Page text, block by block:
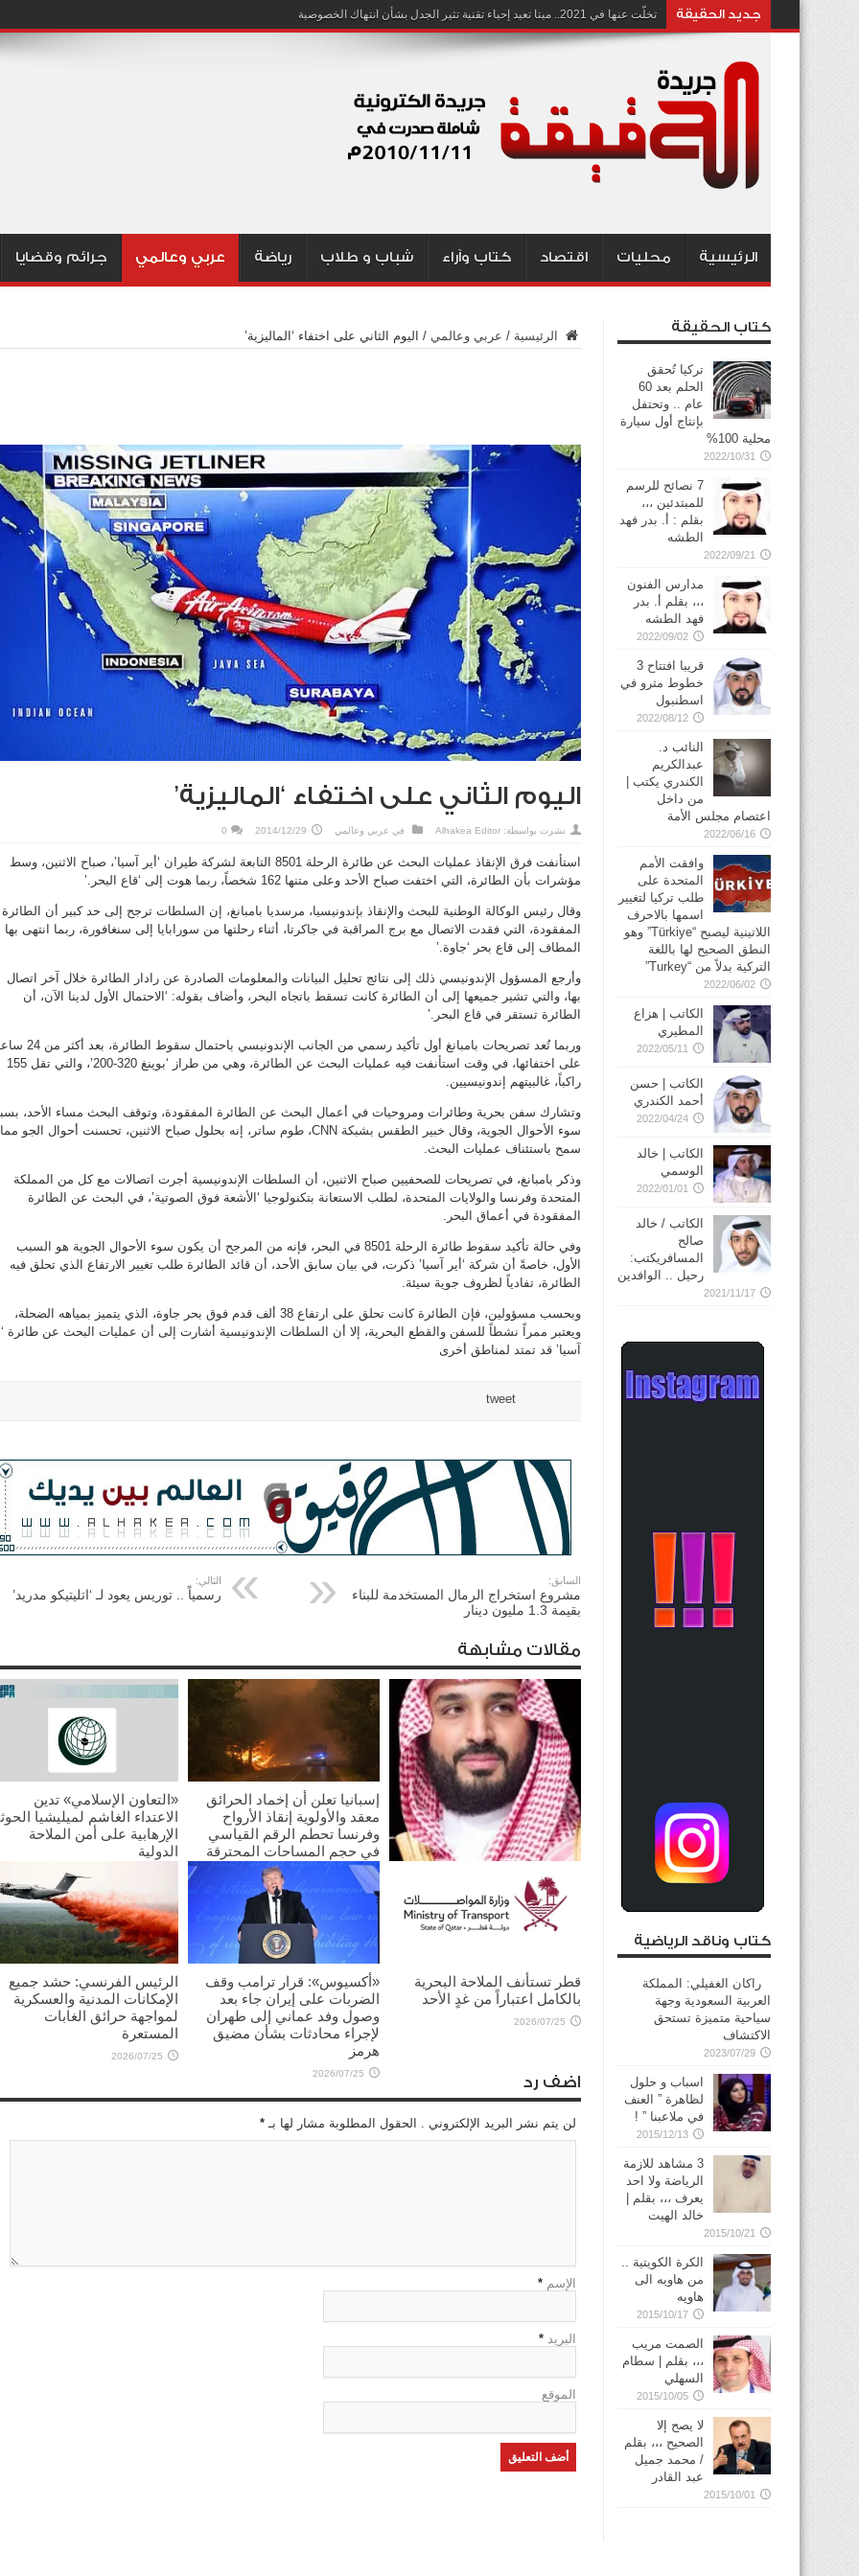
جديد الحقيقة تخلّت عنها في 2021.. ميتا تعيد إحياء تقنية تثير الجدل بشأن انتهاك الخصوصية
الرئيسية محليات اقتصاد كتاب وآراء شباب و طلاب رياضة عربي وعالمي جرائم وقضايا
الرئيسية / عربي وعالمي / اليوم الثاني على اختفاء ‘الماليزية’
اليوم الثاني على اختفاء ‘الماليزية’
نشرت بواسطة: Alhakea Editor في عربي وعالمي 2014/12/29
0
استأنفت فرق الإنقاذ عمليات البحث عن طائرة الرحلة 8501 التابعة لشركة طيران ‘أير آسيا’، صباح الاثنين، وسط
مؤشرات بأن الطائرة، التي اختفت صباح الأحد وعلى متنها 162 شخصاً، ربما هوت إلى ‘قاع البحر.’
وقال رئيس الوكالة الوطنية للبحث والإنقاذ بإندونيسيا، مرسديا بامبانغ، إن السلطات ترجح إلى حد كبير أن الطائرة
المفقودة، التي فقدت الاتصال مع برج المراقبة في جاكرتا، أثناء رحلتها من سورابايا إلى سنغافورة، ربما انتهى بها
المطاف إلى قاع بحر ‘جاوة.’
وأرجع المسؤول الإندونيسي ذلك إلى نتائج تحليل البيانات والمعلومات الصادرة عن رادار الطائرة خلال آخر اتصال
بها، والتي تشير جميعها إلى أن الطائرة كانت تسقط باتجاه البحر، وأضاف بقوله: ‘الاحتمال الأول لدينا الآن، أن
الطائرة تستقر في قاع البحر.’
وربما تُعد تصريحات بامبانغ أول تأكيد رسمي من الجانب الإندونيسي باحتمال
على اختفائها، في وقت استأنفت فيه عمليات البحث عن الطائرة، وهي من طراز ‘بوينغ 320-200’، والتي تقل 155
راكباً، غالبيتهم إندونيسيين.
وتشارك سفن بحرية وطائرات ومروحيات في أعمال البحث عن الطائرة المفقودة، وتوقف البحث مساء الأحد،
سوء الأحوال الجوية، وقال خبير الطقس بشبكة CNN، طوم ساتر، إنه بحلول صباح الاثنين، تحسنت أحوال الجو مما
سمح باستئناف عمليات البحث.
وذكر بامبانغ، في تصريحات للصحفيين صباح الاثنين، أن السلطات الإندونيسية أجرت اتصالات مع كل من المملكة
المتحدة وفرنسا والولايات المتحدة، لطلب الاستعانة بتكنولوجيا ‘الأشعة فوق الصوتية’، في البحث عن الطائرة
المفقودة في أعماق البحر.
وفي حالة تأكيد سقوط طائرة الرحلة 8501 في البحر، فإنه من المرجح أن يكون سوء الأحوال الجوية هو السبب
الأول، خاصةً أن شركة ‘أير آسيا’ ذكرت، في بيان سابق الأحد، أن قائد الطائرة طلب تغيير الارتفاع الذي تحلق فيه
الطائرة، تفادياً لظروف جوية سيئة.
وبحسب مسؤولين، فإن الطائرة كانت تحلق على ارتفاع 38 ألف قدم فوق بحر جاوة، الذي يتميز بمياهه الضحلة،
ويعتبر ممراً نشطاً للسفن والقطع البحرية، إلا أن السلطات الإندونيسية أشارت إلى أن عمليات البحث عن طائرة
آسيا’ قد تمتد لمناطق أخرى
tweet
السابق:
مشروع استخراج الرمال المستخدمة للبناء
بقيمة 1.3 مليون دينار
التالي:
رسمياً .. توريس يعود لـ ‘اتليتيكو مدريد’
مقالات مشابهة
ولي العهد السعودي يؤكد
للرئيس الأميركي ضرورة تغليب
الحوار لخفض التصعيد
إسبانيا تعلن أن إخماد الحرائق
معقد والأولوية إنقاذ الأرواح
وفرنسا تحطم الرقم القياسي
في حجم المساحات المحترقة
2026/07/25
«التعاون الإسلامي» تدين
الاعتداء الغاشم لميليشيا
الإرهابية على أمن الملاحة
الدولية
قطر تستأنف الملاحة البحرية
بالكامل اعتباراً من غدٍ الأحد
2026/07/25
«أكسيوس»: قرار ترامب وقف
الضربات على إيران جاء بعد
وصول وفد عماني إلى طهران
لإجراء محادثات بشأن مضيق
هرمز
2026/07/25
الرئيس الفرنسي: حشد جميع
الإمكانات المدنية والعسكرية
لمواجهة حرائق الغابات
المستعرة
2026/07/25
اضف رد
لن يتم نشر البريد الإلكتروني . الحقول المطلوبة مشار لها بـ *
الإسم *
البريد *
الموقع
كتاب الحقيقة
تركيا تُحقق
الحلم بعد 60
عام .. وتحتفل
بإنتاج أول سيارة
محلية 100%
2022/10/31
7 نصائح للرسم
للمبتدئين ،،،
بقلم : أ. بدر فهد
الطشه
2022/09/21
مدارس الفنون
،،، بقلم أ. بدر
فهد الطشه
2022/09/02
قريبا افتتاح 3
خطوط مترو في
2022/08/12
النائب د.
عبدالكريم
الكندري يكتب |
من داخل
اعتصام مجلس الأمة
2022/06/16
وافقت الأمم
المتحدة على
طلب تركيا لتغيير
اسمها بالاحرف
اللاتينية ليصبح “Türkiye” وهو
النطق الصحيح لها باللغة
التركية بدلاً من “Turkey”
2022/06/02
الكاتب | هزاع
المطيري
2022/05/11
الكاتب | حسن
أحمد الكندري
2022/04/24
الكاتب | خالد
الوسمي
2022/01/01
الكاتب / خالد
صالح
المسافريكتب:
رحيل .. الوافدين
2021/11/17
كتاب وناقد الرياضية
راكان الغفيلي: المملكة
العربية السعودية وجهة
سياحية متميزة تستحق
الاكتشاف
2023/07/29
اسباب و حلول
لظاهرة ” العنف
في ملاعبنا ” !
2015/12/13
3 مشاهد للازمة
الرياضة ولا احد
يعرف ،،، بقلم |
خالد الهيت
2015/10/21
الكرة الكويتية ..
من هاويه الى
هاويه
2015/10/17
الصمت مريب
،،، بقلم | سطام
السهلي
2015/10/05
لا يصح إلا
الصحيح ،،، بقلم
/ محمد جميل
عبد القادر
2015/10/01